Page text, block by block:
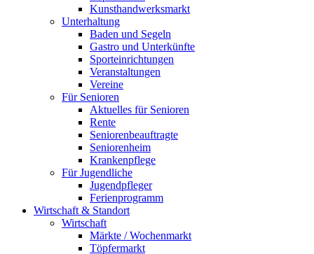
Kunsthandwerksmarkt
Unterhaltung
Baden und Segeln
Gastro und Unterkünfte
Sporteinrichtungen
Veranstaltungen
Vereine
Für Senioren
Aktuelles für Senioren
Rente
Seniorenbeauftragte
Seniorenheim
Krankenpflege
Für Jugendliche
Jugendpfleger
Ferienprogramm
Wirtschaft & Standort
Wirtschaft
Märkte / Wochenmarkt
Töpfermarkt